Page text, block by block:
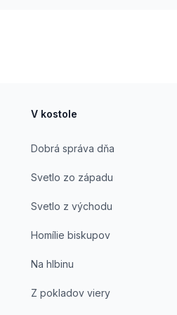
prekladateľ náboženskej
V kostole
Dobrá správa dňa
Svetlo zo západu
Svetlo z východu
Homílie biskupov
Na hlbinu
Z pokladov viery